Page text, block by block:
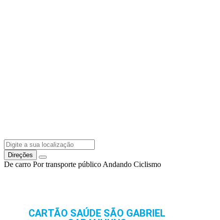
Direções
De carro Por transporte público Andando Ciclismo
CARTÃO SAÚDE SÃO GABRIEL